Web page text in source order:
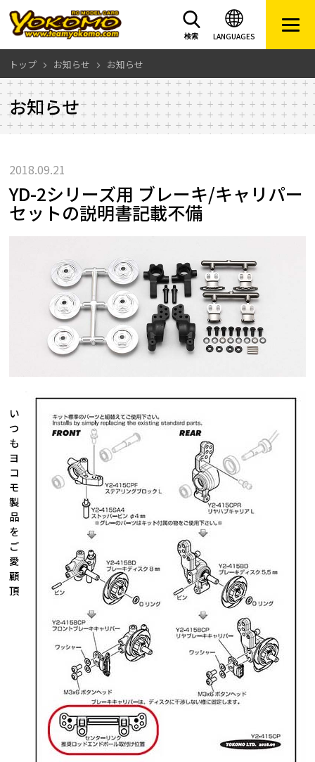
LANGUAGES
検索
トップ お知らせ お知らせ
お知らせ
2018.09.21
YD-2シリーズ用 ブレーキ/キャリパー
セットの説明書記載不備
い
つ
も
ヨ
コ
モ
製
品
を
ご
愛
顧
頂